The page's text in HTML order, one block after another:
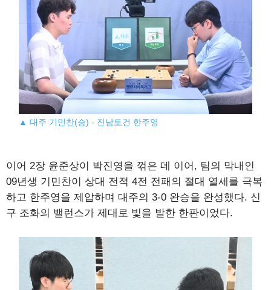
▲ 대주 기민찬(승) - 진남토건 한주영
이어 2장 윤준상이 박진영을 꺾은 데 이어, 팀의 막내인
09년생 기민찬이 상대 전적 4전 전패의 절대 열세를 극복
하고 한주영을 제압하며 대주의 3-0 완승을 완성했다. 신
구 조화의 밸런스가 제대로 빛을 발한 한판이었다.